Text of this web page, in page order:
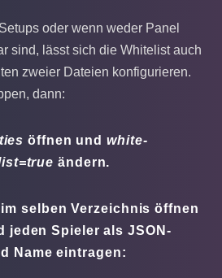
oder wenn weder Panel
sind, lässt sich die Whitelist auch
zweier Dateien konfigurieren.
dann:
öffnen undwhite-
ändern.
im selben Verzeichnis öffnen
jeden Spieler als JSON-
Name eintragen: